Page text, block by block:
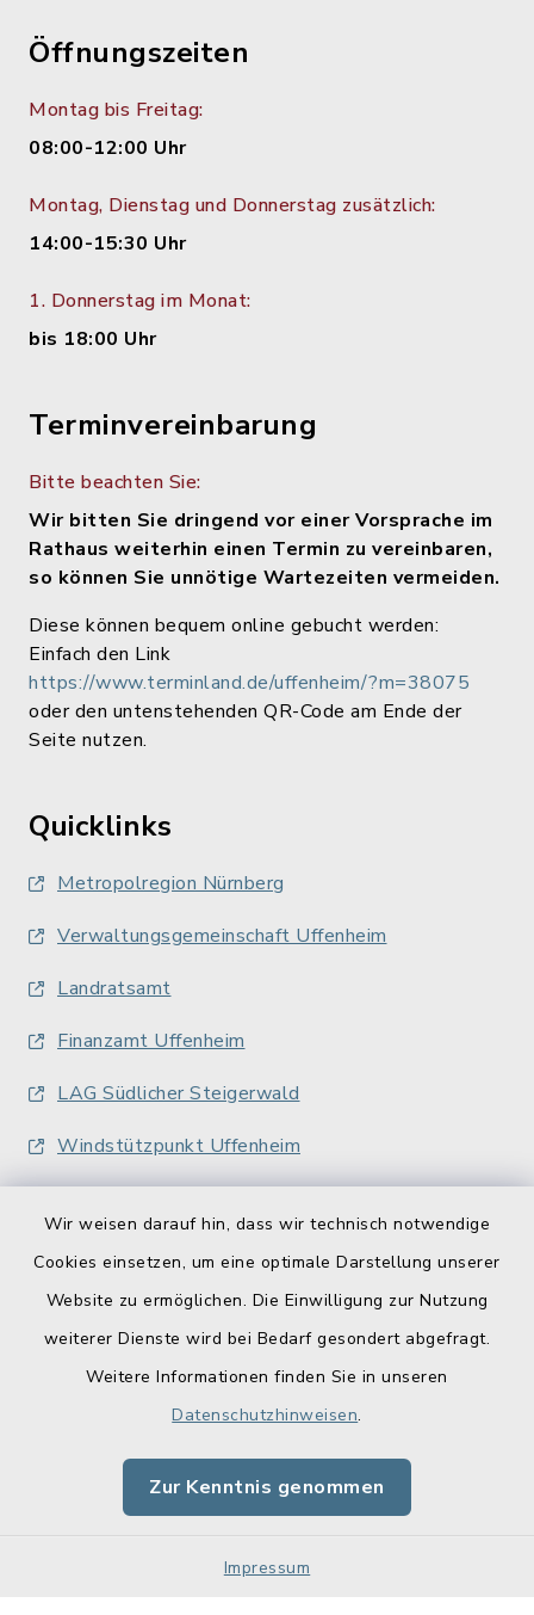
Wir weisen darauf hin, dass wir technisch notwendige
Cookies einsetzen, um eine optimale Darstellung unserer
Website zu ermöglichen. Die Einwilligung zur Nutzung
weiterer Dienste wird bei Bedarf gesondert abgefragt.
Weitere Informationen finden Sie in unseren
Datenschutzhinweisen.
Zur Kenntnis genommen
Impressum
Öffnungszeiten
Montag bis Freitag:
08:00-12:00 Uhr
Montag, Dienstag und Donnerstag zusätzlich:
14:00-15:30 Uhr
1. Donnerstag im Monat:
bis 18:00 Uhr
Terminvereinbarung
Bitte beachten Sie:
Wir bitten Sie dringend vor einer Vorsprache im
Rathaus weiterhin einen Termin zu vereinbaren,
so können Sie unnötige Wartezeiten vermeiden.
Diese können bequem online gebucht werden:
Einfach den Link
https://www.terminland.de/uffenheim/?m=38075
oder den untenstehenden QR-Code am Ende der
Seite nutzen.
Quicklinks
Metropolregion Nürnberg
Verwaltungsgemeinschaft Uffenheim
Landratsamt
Finanzamt Uffenheim
LAG Südlicher Steigerwald
Windstützpunkt Uffenheim
Barrierefreiheit
Impressum
Sitemap